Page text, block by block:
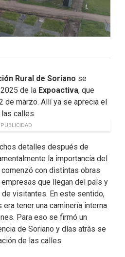
Rural de Soriano se
de la Expoactiva, que
de marzo. Allí ya se aprecia el
calles.
PUBLICIDAD
detalles después de
la importancia del
con distintas obras
que llegan del país y
visitantes. En este sentido,
tener una caminería interna
Para eso se firmó un
de Soriano y días atrás se
de las calles.